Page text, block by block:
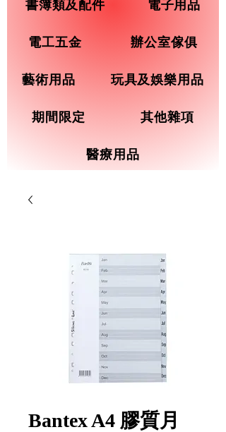
書簿類及配件 電子用品
電工五金 辦公室傢俱
藝術用品 玩具及娛樂用品
期間限定 其他雜項
醫療用品
Bantex A4 膠質月